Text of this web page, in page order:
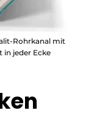
Rohrkanal mit
in jeder Ecke